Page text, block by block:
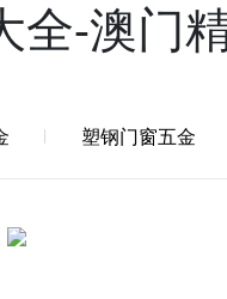
全-澳门
塑钢门窗五金